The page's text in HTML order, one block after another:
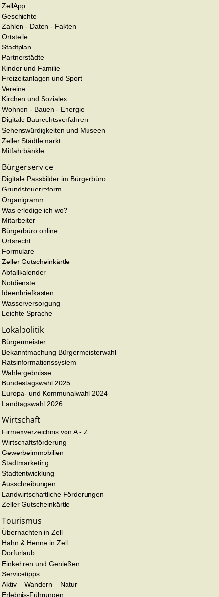
ZellApp
Geschichte
Zahlen - Daten - Fakten
Ortsteile
Stadtplan
Partnerstädte
Kinder und Familie
Freizeitanlagen und Sport
Vereine
Kirchen und Soziales
Wohnen - Bauen - Energie
Digitale Baurechtsverfahren
Sehenswürdigkeiten und Museen
Zeller Städtlemarkt
Mitfahrbänkle
Bürgerservice
Digitale Passbilder im Bürgerbüro
Grundsteuerreform
Organigramm
Was erledige ich wo?
Mitarbeiter
Bürgerbüro online
Ortsrecht
Formulare
Zeller Gutscheinkärtle
Abfallkalender
Notdienste
Ideenbriefkasten
Wasserversorgung
Leichte Sprache
Lokalpolitik
Bürgermeister
Bekanntmachung Bürgermeisterwahl
Ratsinformationssystem
Wahlergebnisse
Bundestagswahl 2025
Europa- und Kommunalwahl 2024
Landtagswahl 2026
Wirtschaft
Firmenverzeichnis von A - Z
Wirtschaftsförderung
Gewerbeimmobilien
Stadtmarketing
Stadtentwicklung
Ausschreibungen
Landwirtschaftliche Förderungen
Zeller Gutscheinkärtle
Tourismus
Übernachten in Zell
Hahn & Henne in Zell
Dorfurlaub
Einkehren und Genießen
Servicetipps
Aktiv – Wandern – Natur
Erlebnis-Führungen